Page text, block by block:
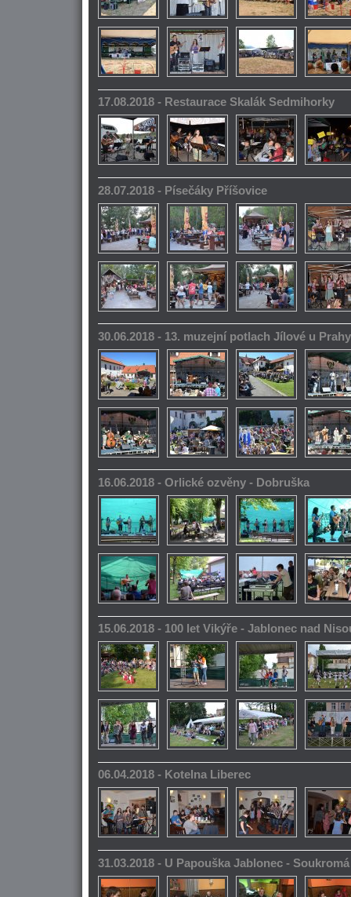
17.08.2018 - Restaurace Skalák Sedmihorky
28.07.2018 - Písečáky Příšovice
30.06.2018 - 13. muzejní potlach Jílové u Prahy
16.06.2018 - Orlické ozvěny - Dobruška
15.06.2018 - 100 let Vikýře - Jablonec nad
06.04.2018 - Kotelna Liberec
31.03.2018 - U Papouška Jablonec -